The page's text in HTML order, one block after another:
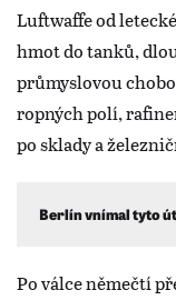
Luftwaffe od
hmot do tanků,
průmyslovou
ropných polí,
po sklady a
Berlín vnímal tyto
Po válce němečtí